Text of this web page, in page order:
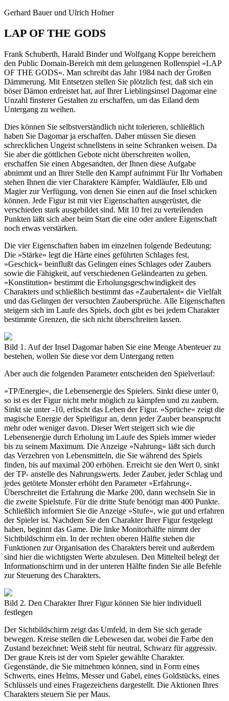
Gerhard Bauer und Ulrich Hofner
LAP OF THE GODS
Frank Schuberth, Harald Binder und Wolfgang Koppe bereichern
den Public Domain-Bereich mit dem gelungenen Rollenspiel »LAP
OF THE GODS«. Man schreibt das Jahr 1984 nach der Großen
Dämmerung. Mit Entsetzen stellen Sie plötzlich fest, daß sich ein
böser Dämon erdreistet hat, auf Ihrer Lieblingsinsel Dagomar eine
Unzahl finsterer Gestalten zu erschaffen, um das Eiland dem
Untergang zu weihen.
Dies können Sie selbstverständlich nicht tolerieren, schließlich
haben Sie Dagomar ja erschaffen. Daher müssen Sie diesen
schrecklichen Ungeist schnellstens in seine Schranken weisen. Da
Sie aber die göttlichen Gebote nicht überschreiten wollen,
erschaffen Sie einen Abgesandten, der Ihnen diese Aufgabe
abnimmt und an Ihrer Stelle den Kampf aufnimmt Für Ihr Vorhaben
stehen Ihnen die vier Charaktere Kämpfer, Waldläufer, Elb und
Magier zur Verfügung, von denen Sie einen auf die Insel schicken
können. Jede Figur ist mit vier Eigenschaften ausgerüstet, die
verschieden stark ausgebildet sind. Mit 10 frei zu verteilenden
Punkten läßt sich aber beim Start die eine oder andere Eigenschaft
noch etwas verstärken.
Die vier Eigenschaften haben im einzelnen folgende Bedeutung:
Die »Stärke« legt die Härte eines geführten Schlages fest,
»Geschick« beinflußt das Gelingen eines Schlages oder Zaubers
sowie die Fähigkeit, auf verschiedenen Geländearten zu gehen.
»Konstitution« bestimmt die Erholungsgeschwindigkeit des
Charakters und schließlich bestimmt das »Zaubertalent« die Vielfalt
und das Gelingen der versuchten Zaubersprüche. Alle Eigenschaften
steigern sich im Laufe des Spiels, doch gibt es bei jedem Charakter
bestimmte Grenzen, die sich nicht überschreiten lassen.
Bild 1. Auf der Insel Dagomar haben Sie eine Menge Abenteuer zu
bestehen, wollen Sie diese vor dem Untergang retten
Aber auch die folgenden Parameter entscheiden den Spielverlauf:
»TP/Energie«, die Lebensenergie des Spielers. Sinkt diese unter 0,
so ist es der Figur nicht mehr möglich zu kämpfen und zu zaubern.
Sinkt sie unter -10, erlischt das Leben der Figur. »Sprüche« zeigt die
magische Energie der Spielfigur an, denn jeder Zauber beansprucht
mehr oder weniger davon. Dieser Wert steigert sich wie die
Lebensenergie durch Erholung im Laufe des Spiels immer wieder
bis zu seinem Maximum. Die Anzeige »Nahrung« läßt sich durch
das Verzehren von Lebensmitteln, die Sie während des Spiels
finden, bis auf maximal 200 erhöhen. Erreicht sie den Wert 0, sinkt
der TP- anstelle des Nahrungswerts. Jeder Zauber, jeder Schlag und
jedes getötete Monster erhöht den Parameter »Erfahrung«.
Überschreitet die Erfahrung die Marke 200, dann wechseln Sie in
die zweite Spielstufe. Für die dritte Stufe benötigt man 400 Punkte.
Schließlich informiert Sie die Anzeige »Stufe«, wie gut und erfahren
der Spieler ist. Nachdem Sie den Charakter Ihrer Figur festgelegt
haben, beginnt das Game. Die linke Monitorhälfte nimmt der
Sichtbildschirm ein. In der rechten oberen Hälfte stehen die
Funktionen zur Organisation des Charakters bereit und außerdem
sind hier die wichtigsten Werte abzulesen. Den Mittelteil belegt der
Informationschirm und in der unteren Hälfte finden Sie alle Befehle
zur Steuerung des Charakters.
Bild 2. Den Charakter Ihrer Figur können Sie hier individuell
festlegen
Der Sichtbildschirm zeigt das Umfeld, in dem Sie sich gerade
bewegen. Kreise stellen die Lebewesen dar, wobei die Farbe den
Zustand bezeichnet: Weiß steht für neutral, Schwarz für aggressiv.
Der graue Kreis ist der vom Spieler gewählte Charakter.
Gegenstände, die Sie mitnehmen können, sind in Form eines
Schwerts, eines Helms, Messer und Gabel, eines Goldstücks, eines
Schlüssels und eines Fragezeichens dargestellt. Die Aktionen Ihres
Charakters steuern Sie per Maus.